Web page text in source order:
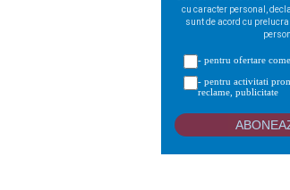
cu caracter personal,
sunt de acord cu
- pentru ofertare
- pentru activitati
reclame, publicitate